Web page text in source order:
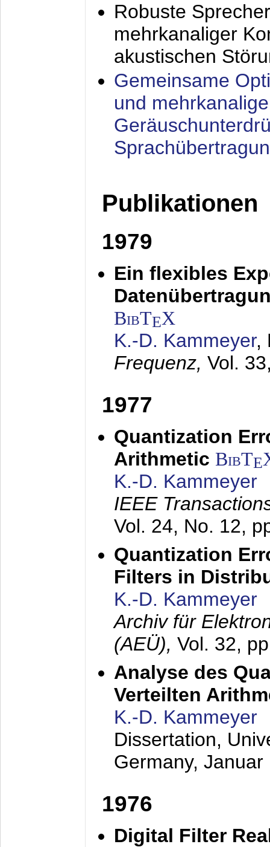
Robuste
mehrkanaliger
akustischen
Gemeinsame
und
Publikationen
1979
Ein flexibles
BibTEX
K.-D. Kammeyer,
Frequenz, Vol.
1977
Quantization
Arithmetic BibTE
K.-D. Kammeyer
IEEE
Vol. 24, No. 12,
Quantization
Filters in
K.-D. Kammeyer
Archiv für
(AEÜ), Vol. 32,
Analyse des
Verteilten
K.-D. Kammeyer
Dissertation,
Germany, Januar
1976
Digital Filter